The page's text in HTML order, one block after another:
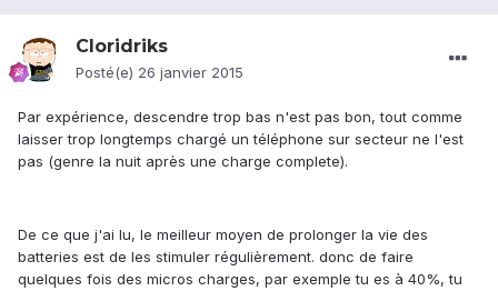
Cloridriks
Posté(e) 26 janvier 2015
Par expérience, descendre trop bas n'est pas bon, tout comme
laisser trop longtemps chargé un téléphone sur secteur ne l'est
pas (genre la nuit après une charge complete).
De ce que j'ai lu, le meilleur moyen de prolonger la vie des
batteries est de les stimuler régulièrement. donc de faire
quelques fois des micros charges, par exemple tu es à 40%, tu